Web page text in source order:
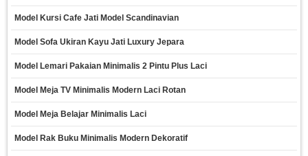
Model Kursi Cafe Jati Model Scandinavian
Model Sofa Ukiran Kayu Jati Luxury Jepara
Model Lemari Pakaian Minimalis 2 Pintu Plus Laci
Model Meja TV Minimalis Modern Laci Rotan
Model Meja Belajar Minimalis Laci
Model Rak Buku Minimalis Modern Dekoratif